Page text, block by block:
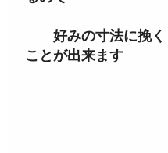
好みの寸法に挽く
ことが出来ます